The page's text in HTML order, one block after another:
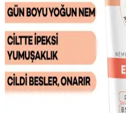
Hakiki koza ipeğinden
uygun, doğal ve etkili yüz
yapısıyla ciltte tahriş riskini en
Akneye Eğilimli Ciltler
ve Kullanım İpuçları
Akneye eğilimli ciltler için
kullanımıyla sağlıklı,